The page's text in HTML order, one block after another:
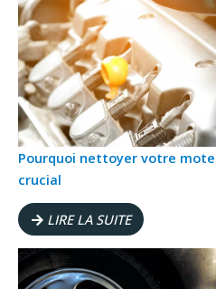
Pourquoi nettoyer votre
crucial
LIRE LA SUITE